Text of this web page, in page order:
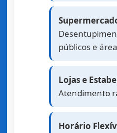
públicos e
Lojas e
Atendimento
Horário